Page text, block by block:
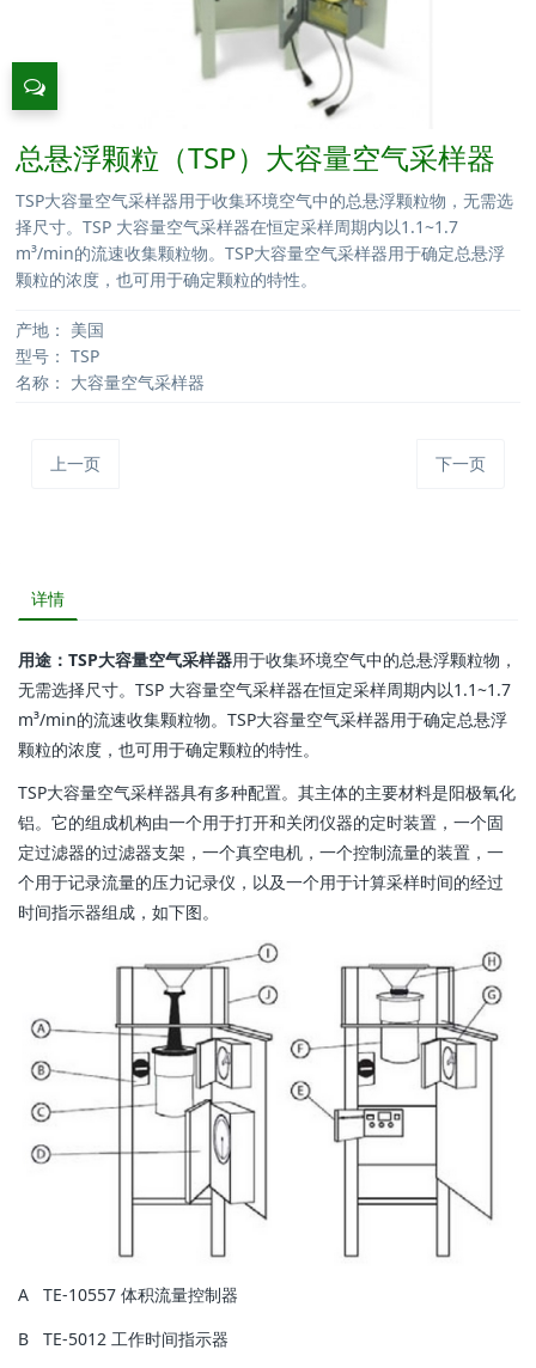
总悬浮颗粒（TSP）大容量空气采样器
TSP大容量空气采样器用于收集环境空气中的总悬浮颗粒物，无需选
择尺寸。TSP 大容量空气采样器在恒定采样周期内以1.1~1.7
m³/min的流速收集颗粒物。TSP大容量空气采样器用于确定总悬浮
颗粒的浓度，也可用于确定颗粒的特性。
产地： 美国
型号： TSP
名称： 大容量空气采样器
上一页 下一页
详情
用途：TSP大容量空气采样器用于收集环境空气中的总悬浮颗粒物，
无需选择尺寸。TSP 大容量空气采样器在恒定采样周期内以1.1~1.7
m³/min的流速收集颗粒物。TSP大容量空气采样器用于确定总悬浮
颗粒的浓度，也可用于确定颗粒的特性。
TSP大容量空气采样器具有多种配置。其主体的主要材料是阳极氧化
铝。它的组成机构由一个用于打开和关闭仪器的定时装置，一个固
定过滤器的过滤器支架，一个真空电机，一个控制流量的装置，一
个用于记录流量的压力记录仪，以及一个用于计算采样时间的经过
时间指示器组成，如下图。
A TE-10557 体积流量控制器
B TE-5012 工作时间指示器